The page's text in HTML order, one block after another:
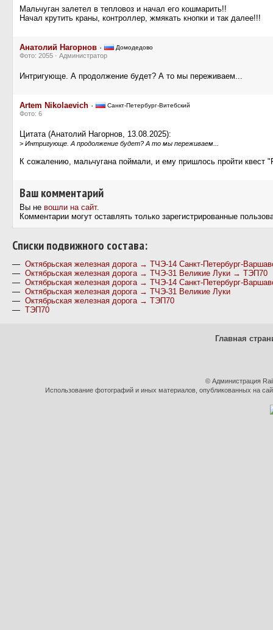
Мальчуган залетел в тепловоз и начал его кошмарить!!
Начал крутить краны, контроллер, жмякать кнопки и так далее!!!
Анатолий Нагорнов · Домодедово
Фото: 2055 · Администратор
Интригующе. А продолжение будет? А то мы переживаем...
Artem Nikolaevich · Санкт-Петербург-Витебский
Фото: 6
Цитата (Анатолий Нагорнов, 13.08.2025):
> Интригующе. А продолжение будет? А то мы переживаем...
К сожалению, мальчугана поймали, и ему пришлось пройти квест
Ваш комментарий
Вы не вошли на сайт.
Комментарии могут оставлять только зарегистрированные
Cписки подвижного состава:
— Октябрьская железная дорога → ТЧЭ-14 Санкт-Петербург-
— Октябрьская железная дорога → ТЧЭ-31 Великие Луки → ТЭП70
— Октябрьская железная дорога → ТЧЭ-14 Санкт-Петербург-
— Октябрьская железная дорога → ТЧЭ-31 Великие Луки
— Октябрьская железная дорога → ТЭП70
— ТЭП70
Главная
© Администрация
Использование фотографий и иных материалов, опубликованных на